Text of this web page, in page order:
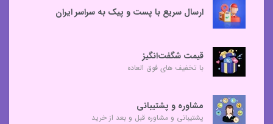
ارسال سریع با پست و پیک به سراسر ایران
قیمت شگفت‌انگیز
با تخفیف های فوق العاده
مشاوره و پشتیبانی
پشتیبانی و مشاوره قبل و بعد از خرید